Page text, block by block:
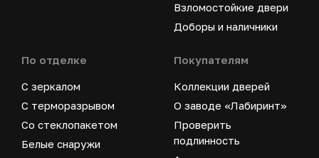
Взломостойкие двери
Доборы и наличники
По отделке
С зеркалом
С терморазрывом
Со стеклопакетом
Белые снаружи
Покупателям
Коллекции дверей
О заводе «Лабиринт»
Проверить
подлинность